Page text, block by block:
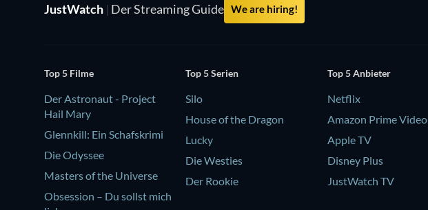
JustWatch | Der Streaming Guide We are hiring!
Top 5 Filme
Der Astronaut - Project
Hail Mary
Glennkill: Ein Schafskrimi
Die Odyssee
Masters of the Universe
Obsession – Du sollst mich
Top 5 Serien
Silo
House of the Dragon
Lucky
Die Westies
Der Rookie
Top 5 Anbieter
Netflix
Amazon Prime Video
Apple TV
Disney Plus
JustWatch TV